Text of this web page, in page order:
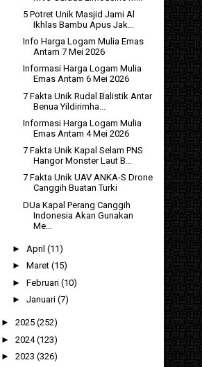
5 Potret Unik Masjid Jami Al
Ikhlas Bambu Apus Jak...
Info Harga Logam Mulia Emas
Antam 7 Mei 2026
Informasi Harga Logam Mulia
Emas Antam 6 Mei 2026
7 Fakta Unik Rudal Balistik Antar
Benua Yildirimha...
Informasi Harga Logam Mulia
Emas Antam 4 Mei 2026
7 Fakta Unik Kapal Selam PNS
Hangor Monster Laut B...
7 Fakta Unik UAV ANKA-S Drone
Canggih Buatan Turki
DUa Kapal Perang Canggih
Indonesia Akan Gunakan
Me...
► April (11)
► Maret (15)
► Februari (10)
► Januari (7)
► 2025 (252)
► 2024(123)
► 2023 (326)